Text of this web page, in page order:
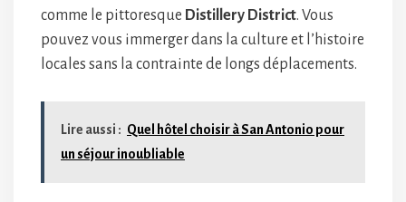
comme le pittoresque Distillery District. Vous
pouvez vous immerger dans la culture et l’histoire
locales sans la contrainte de longs déplacements.
Lire aussi : Quel hôtel choisir à San Antonio pour
un séjour inoubliable